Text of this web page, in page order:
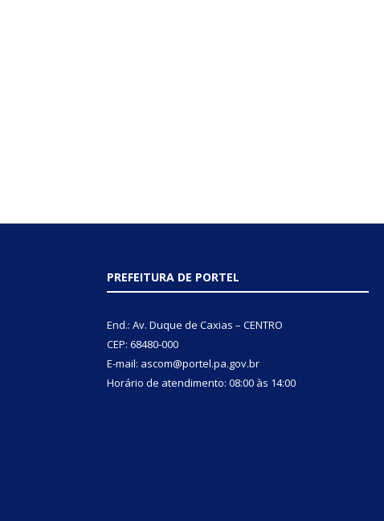
PREFEITURA DE PORTEL
End.: Av. Duque de Caxias – CENTRO
CEP: 68480-000
E-mail: ascom@portel.pa.gov.br
Horário de atendimento: 08:00 às 14:00